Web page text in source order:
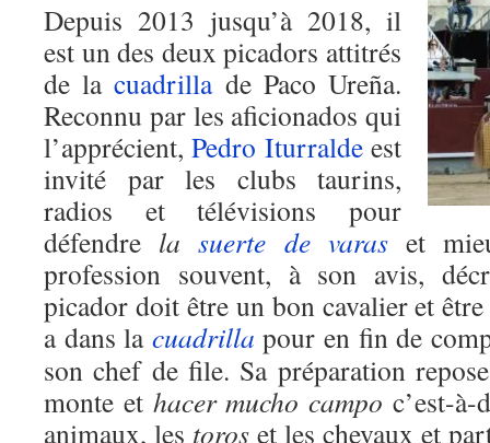
Depuis 2013 jusqu’à 2018, il
est un des deux picadors attitrés
de lacuadrillade Paco Ureña.
Reconnu par les aficionados qui
l’apprécient,Pedro Iturraldeest
invité par les clubs taurins,
radios et télévisions pour
défendre lasuerte de varas et
profession souvent, à son avis,
picador doit être un bon cavalier et
a dans la cuadrilla pour en fin de
son chef de file. Sa préparation
monte et hacer mucho campo c’est-
animaux, les toros et les chevaux et